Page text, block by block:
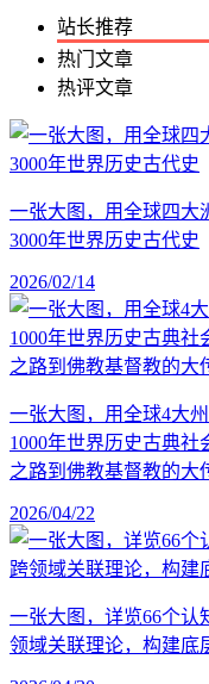
站长推荐
热门文章
热评文章
一张大图，用全球四大
3000年世界历史古代史
2026/02/14
一张大图，用全球4大
1000年世界历史古典
之路到佛教基督教的大
2026/04/22
一张大图，详览66个认
领域关联理论，构建底